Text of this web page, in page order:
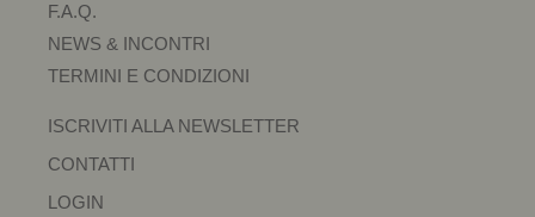
F.A.Q.
NEWS & INCONTRI
TERMINI E CONDIZIONI
ISCRIVITI ALLA NEWSLETTER
CONTATTI
LOGIN